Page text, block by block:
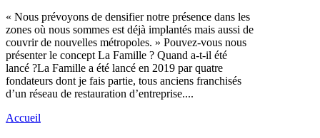
« Nous prévoyons de densifier notre présence dans les
zones où nous sommes est déjà implantés mais aussi de
couvrir de nouvelles métropoles. » Pouvez-vous nous
présenter le concept La Famille ? Quand a-t-il été
lancé ?La Famille a été lancé en 2019 par quatre
fondateurs dont je fais partie, tous anciens franchisés
d’un réseau de restauration d’entreprise....
Accueil